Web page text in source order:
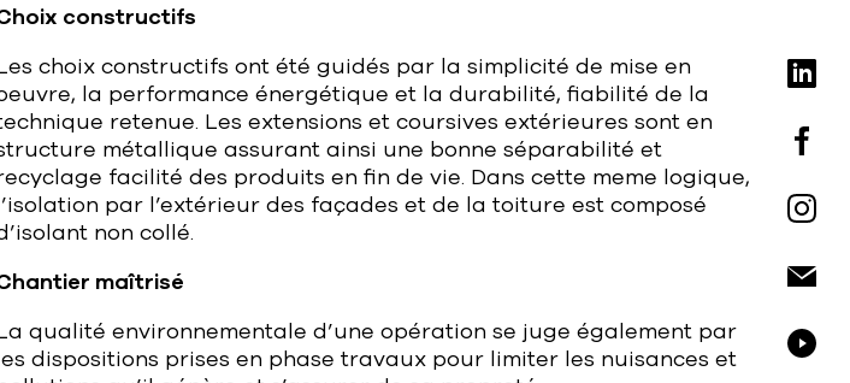
constructifs
choix constructifs ont été guidés par la simplicité de mise en
la performance énergétique et la durabilité, fiabilité de la
retenue. Les extensions et coursives extérieures sont en
métallique assurant ainsi une bonne séparabilité et
facilité des produits en fin de vie. Dans cette meme logique,
par l’extérieur des façades et de la toiture est composé
non collé.
maîtrisé
qualité environnementale d’une opération se juge également par
dispositions prises en phase travaux pour limiter les nuisances et